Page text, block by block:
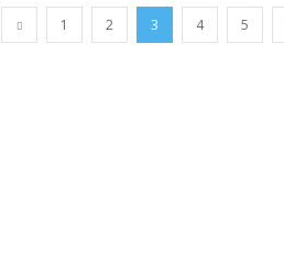
1 2 3 4 5